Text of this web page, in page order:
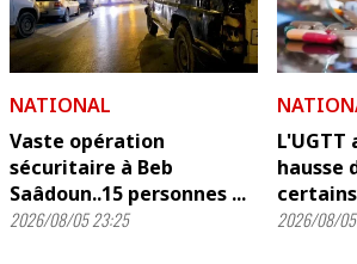
NATIONAL
Vaste opération
sécuritaire à Beb
Saâdoun..15 personnes ...
2026/08/05 23:25
hausse
2026/08/